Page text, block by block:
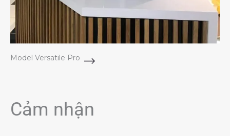
Model Versatile Pro
Cảm nhận